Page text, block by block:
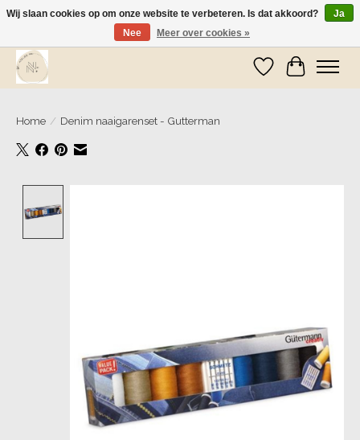
Wij zijn op vakantie! Vanaf zaterdag 9 mei worden er weer pakketjes verzonden
Verlanglijst
Home / Denim naaigarenset - Gutterman
Wij slaan cookies op om onze website te verbeteren. Is dat akkoord?
Ja
Nee
Meer over cookies »